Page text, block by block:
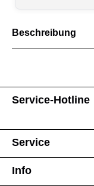
Beschreibung
Service-Hotline
Service
Info